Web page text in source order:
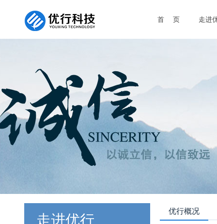
首 页 走进
走进优行
优行概况